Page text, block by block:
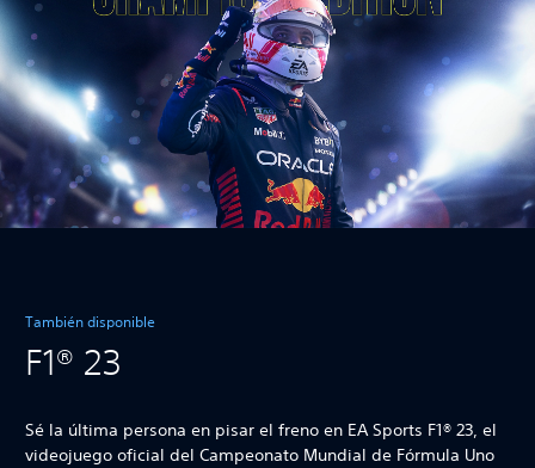
También disponible
F1® 23
Sé la última persona en pisar el freno en EA Sports F1® 23, el
videojuego oficial del Campeonato Mundial de Fórmula Uno